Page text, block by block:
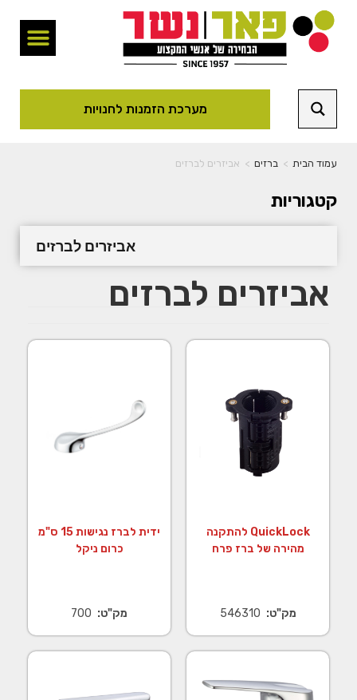
מערכת הזמנות לחנויות
עמוד הבית > ברזים > אביזרים לברזים
קטגוריות
אביזרים לברזים
אביזרים לברזים
QuickLock להתקנה
מהירה של ברז פרח
מק"ט: 546310
ידית לברז נגישות 15 ס"מ
כרום ניקל
מק"ט: 700